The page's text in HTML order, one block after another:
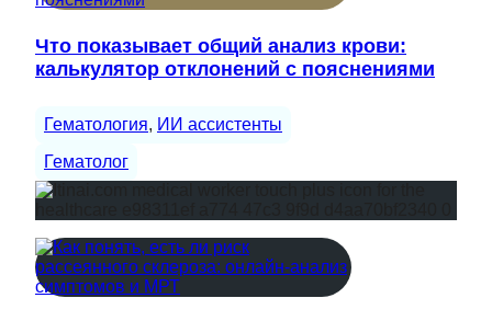
Что показывает общий анализ крови:
калькулятор отклонений с пояснениями
Гематология, ИИ ассистенты
Гематолог